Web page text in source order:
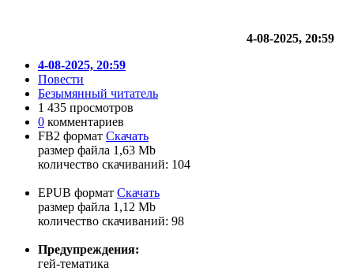
4-08-2025, 20:59
4-08-2025, 20:59
Повести
Безымянный читатель
1 435 просмотров
0 комментариев
FB2 формат Скачать
размер файла 1,63 Mb
количество cкачиваний: 104
EPUB формат Скачать
размер файла 1,12 Mb
количество cкачиваний: 98
Предупреждения:
гей-тематика